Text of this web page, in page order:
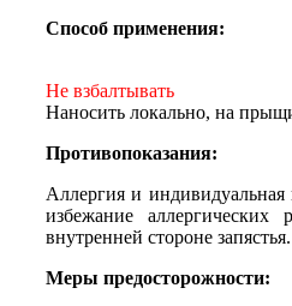
Способ применения:
Не взбалтывать
Наносить локально, на
Противопоказания:
Аллергия и
избежание аллергических
внутренней стороне запястья.
Меры предосторожности: